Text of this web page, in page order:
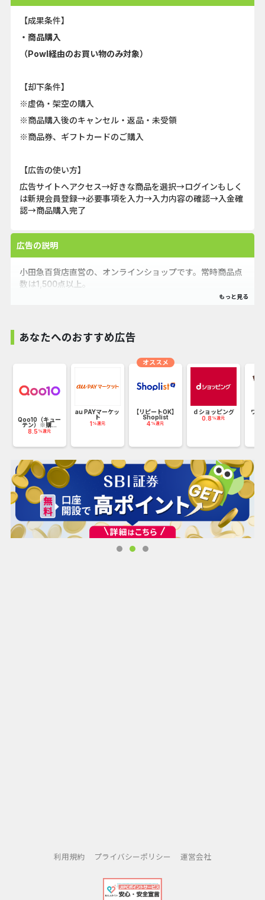
【成果条件】
・商品購入
（Powl経由のお買い物のみ対象）
【却下条件】
※虚偽・架空の購入
※商品購入後のキャンセル・返品・未受領
※商品券、ギフトカードのご購入
【広告の使い方】
広告サイトへアクセス→好きな商品を選択→ログインもしく
は新規会員登録→必要事項を入力→入力内容の確認→入金確
認→商品購入完了
広告の説明
小田急百貨店直営の、オンラインショップです。常時商品点
数は1,500点以上。
希少価値の高いワインや、ここでしか手に入らない、シュラ
ロ」の商品など、大人気商品も各種取り揃えてございます。
あなたへのおすすめ広告
Qoo10（キュー
テン）※購...
8.5 %還元
au PAYマーケッ
ト
1 %還元
【リピートOK】
Shoplist
4 %還元
オススメ
ｄショッピング
0.8 %還元
ワッ
利用規約 プライバシーポリシー 運営会社